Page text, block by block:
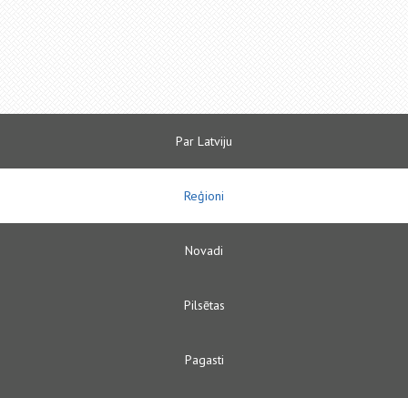
Par Latviju
Reģioni
Novadi
Pilsētas
Pagasti